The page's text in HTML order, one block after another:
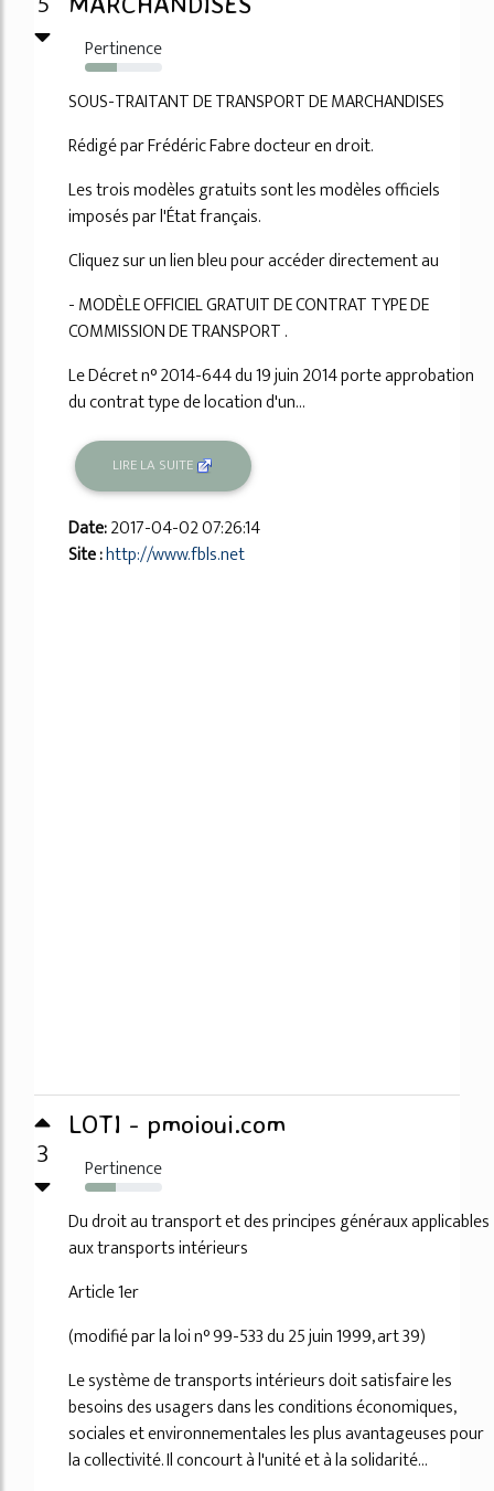
Pertinence
42%
SOUS-TRAITANT DE TRANSPORT DE MARCHANDISES
Rédigé par Frédéric Fabre docteur en droit.
Les trois modèles gratuits sont les modèles officiels
imposés par l'État français.
Cliquez sur un lien bleu pour accéder directement au
- MODÈLE OFFICIEL GRATUIT DE CONTRAT TYPE DE
COMMISSION DE TRANSPORT .
Le Décret n° 2014-644 du 19 juin 2014 porte approbation
du contrat type de location d'un...
LIRE LA SUITE
Date:2017-04-02 07:26:14
Site :http://www.fbls.net
3
LOTI - pmoioui.com
Pertinence
40%
Du droit au transport et des principes généraux applicables
aux transports intérieurs
Article 1er
(modifié par la loi n° 99-533 du 25 juin 1999, art 39)
Le système de transports intérieurs doit satisfaire les
besoins des usagers dans les conditions économiques,
sociales et environnementales les plus avantageuses pour
la collectivité. Il concourt à l'unité et à la solidarité...